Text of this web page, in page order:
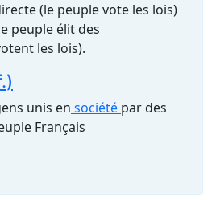
(le peuple vote les lois)
peuple élit des
les lois).
unis en société par des
Français